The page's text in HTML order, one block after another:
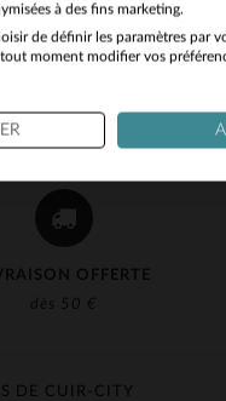
OFFERTE
dès 50 €
et bons plans !
DE CUIR-CITY
à des fins marketing.
de définir les paramètres par
moment modifier vos